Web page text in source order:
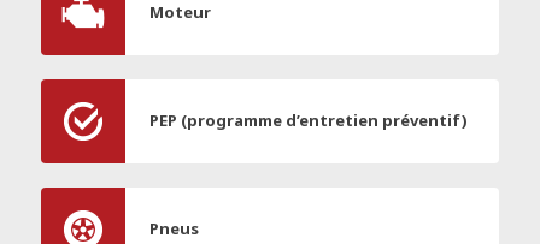
Moteur
PEP (programme d’entretien préventif)
Pneus